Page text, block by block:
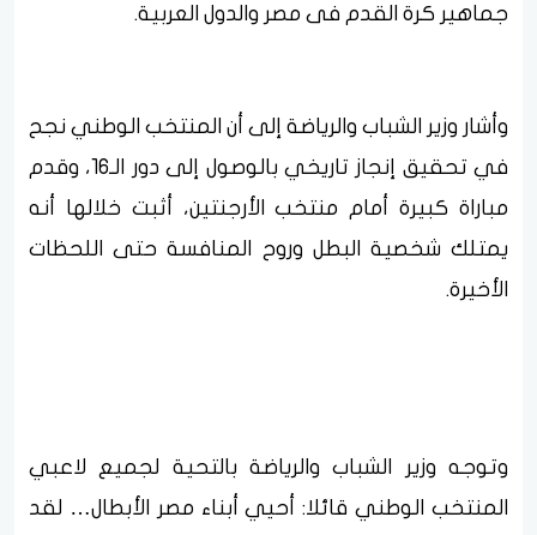
جماهير كرة القدم فى مصر والدول العربية.
وأشار وزير الشباب والرياضة إلى أن المنتخب الوطني نجح
في تحقيق إنجاز تاريخي بالوصول إلى دور الـ16، وقدم
مباراة كبيرة أمام منتخب الأرجنتين، أثبت خلالها أنه
يمتلك شخصية البطل وروح المنافسة حتى اللحظات
الأخيرة.
وتوجه وزير الشباب والرياضة بالتحية لجميع لاعبي
المنتخب الوطني قائلا: أحيي أبناء مصر الأبطال… لقد